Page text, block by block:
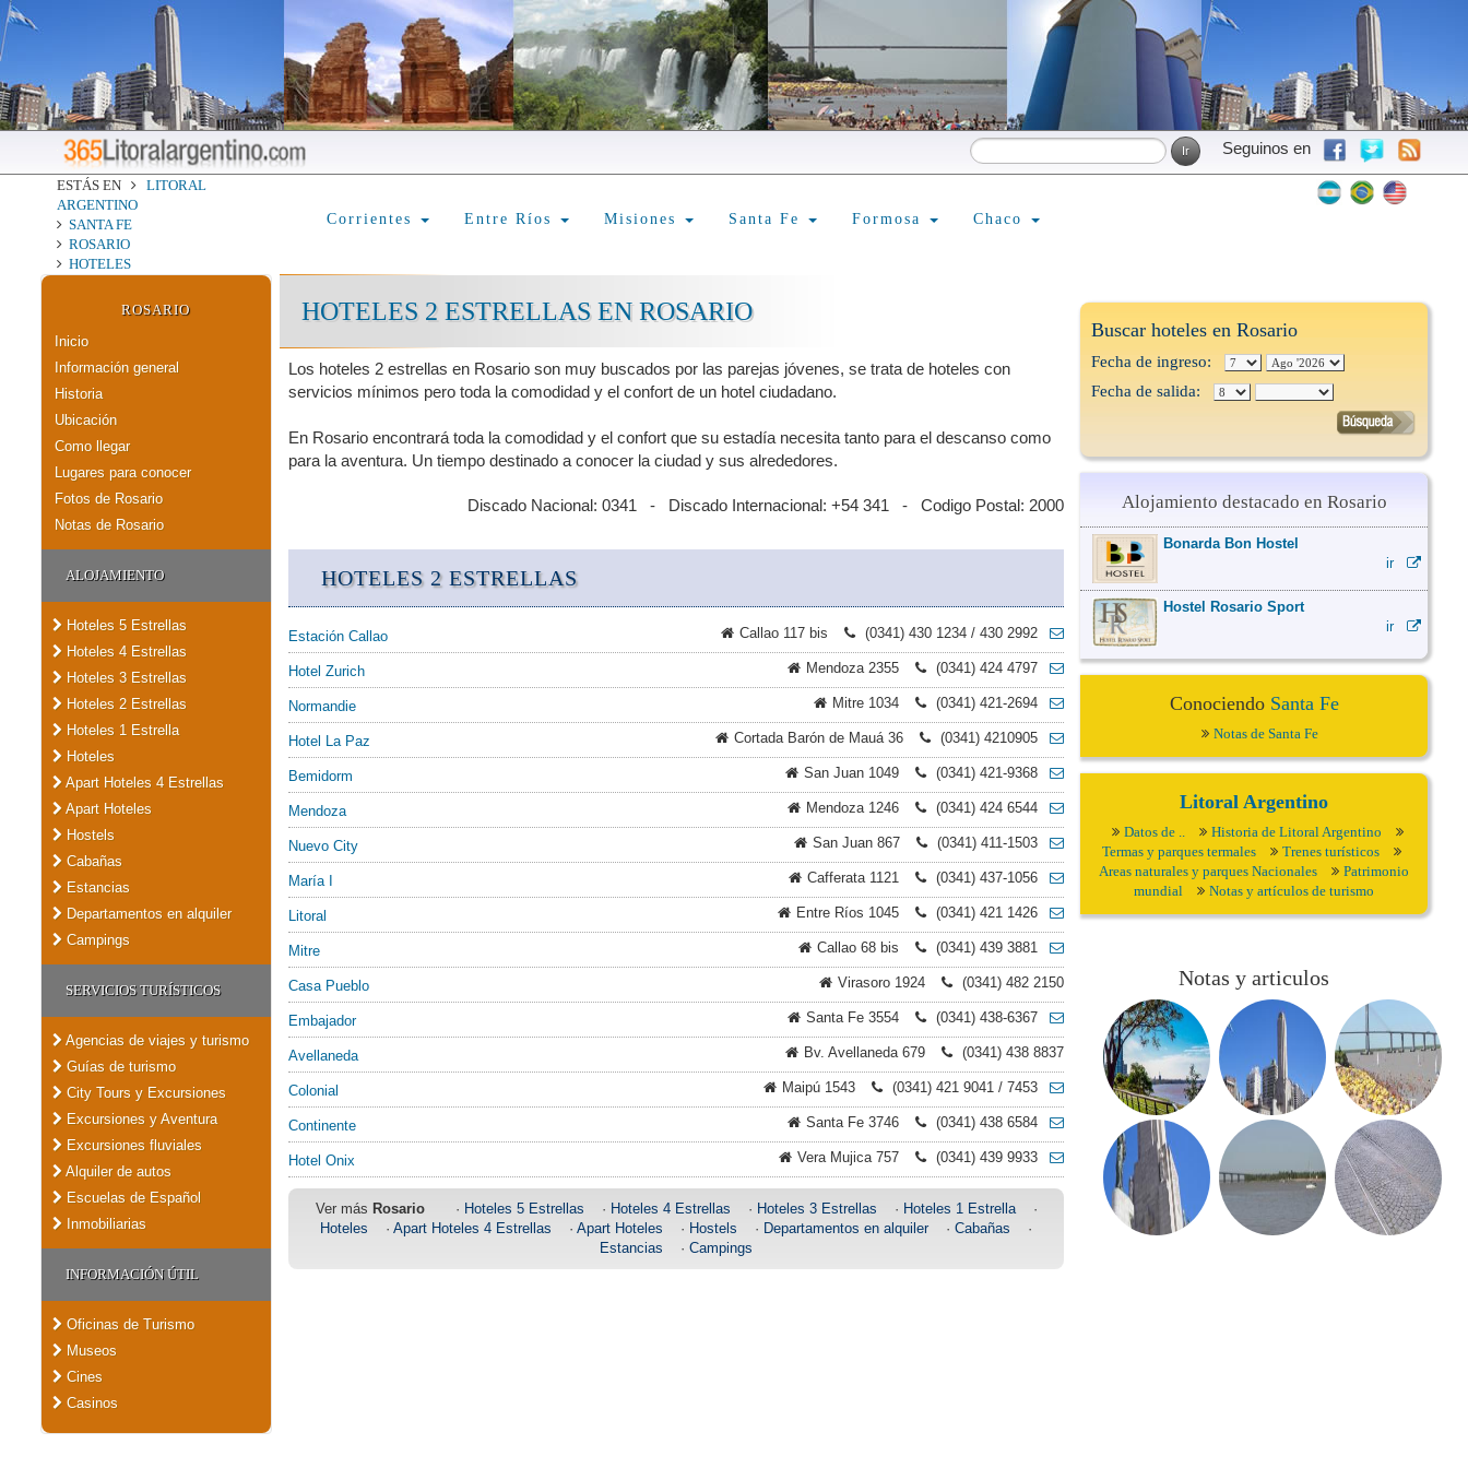
Seguinos en
ESTÁS EN
LITORAL
ARGENTINO
SANTA FE
ROSARIO
HOTELES
Corrientes Entre Ríos Misiones Santa Fe Formosa Chaco
ROSARIO
Inicio
Información general
Historia
Ubicación
Como llegar
Lugares para conocer
Fotos de Rosario
Notas de Rosario
ALOJAMIENTO
Hoteles 5 Estrellas
Hoteles 4 Estrellas
Hoteles 3 Estrellas
Hoteles 2 Estrellas
Hoteles 1 Estrella
Hoteles
Apart Hoteles 4 Estrellas
Apart Hoteles
Hostels
Cabañas
Estancias
Departamentos en alquiler
Campings
SERVICIOS TURÍSTICOS
Agencias de viajes y turismo
Guías de turismo
City Tours y Excursiones
Excursiones y Aventura
Excursiones fluviales
Alquiler de autos
Escuelas de Español
Inmobiliarias
INFORMACIÓN ÚTIL
Oficinas de Turismo
Museos
Cines
Casinos
HOTELES 2 ESTRELLAS EN ROSARIO
Los hoteles 2 estrellas en Rosario son muy buscados por las parejas jóvenes, se trata de hoteles con
servicios mínimos pero toda la comodidad y el confort de un hotel ciudadano.
En Rosario encontrará toda la comodidad y el confort que su estadía necesita tanto para el descanso como
para la aventura. Un tiempo destinado a conocer la ciudad y sus alrededores.
Discado Nacional: 0341 - Discado Internacional: +54 341 - Codigo Postal: 2000
HOTELES 2 ESTRELLAS
Estación Callao Callao 117 bis (0341) 430 1234 / 430 2992
Hotel Zurich Mendoza 2355 (0341) 424 4797
Normandie Mitre 1034 (0341) 421-2694
Hotel La Paz Cortada Barón de Mauá 36 (0341) 4210905
Bemidorm San Juan 1049 (0341) 421-9368
Mendoza Mendoza 1246 (0341) 424 6544
Nuevo City San Juan 867 (0341) 411-1503
María I Cafferata 1121 (0341) 437-1056
Litoral Entre Ríos 1045 (0341) 421 1426
Mitre Callao 68 bis (0341) 439 3881
Casa Pueblo Virasoro 1924 (0341) 482 2150
Embajador Santa Fe 3554 (0341) 438-6367
Avellaneda Bv. Avellaneda 679 (0341) 438 8837
Colonial Maipú 1543 (0341) 421 9041 / 7453
Continente Santa Fe 3746 (0341) 438 6584
Hotel Onix Vera Mujica 757 (0341) 439 9933
Ver más Rosario· Hoteles 5 Estrellas · Hoteles 4 Estrellas · Hoteles 3 Estrellas · Hoteles 1 Estrella·
Hoteles ·Apart Hoteles 4 Estrellas ·Apart Hoteles · Hostels · Departamentos en alquiler·Cabañas ·
Estancias ·Campings
Buscar hoteles en Rosario
Fecha de ingreso:
Fecha de salida:
Alojamiento destacado en Rosario
Bonarda Bon Hostel
ir
Hostel Rosario Sport
ir
Conociendo Santa Fe
Notas de Santa Fe
Litoral Argentino
Datos de ..
Historia de Litoral Argentino
Termas y parques termales
Trenes turísticos
Areas naturales y parques Nacionales
Patrimonio
mundial
Notas y artículos de turismo
Notas y articulos